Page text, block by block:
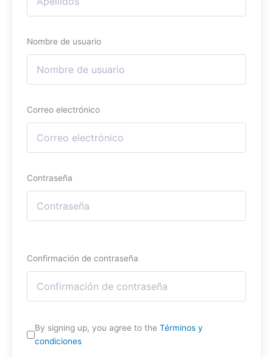
Nombre de usuario
Correo electrónico
Contraseña
Confirmación de contraseña
By signing up, you agree to the Términos y
condiciones